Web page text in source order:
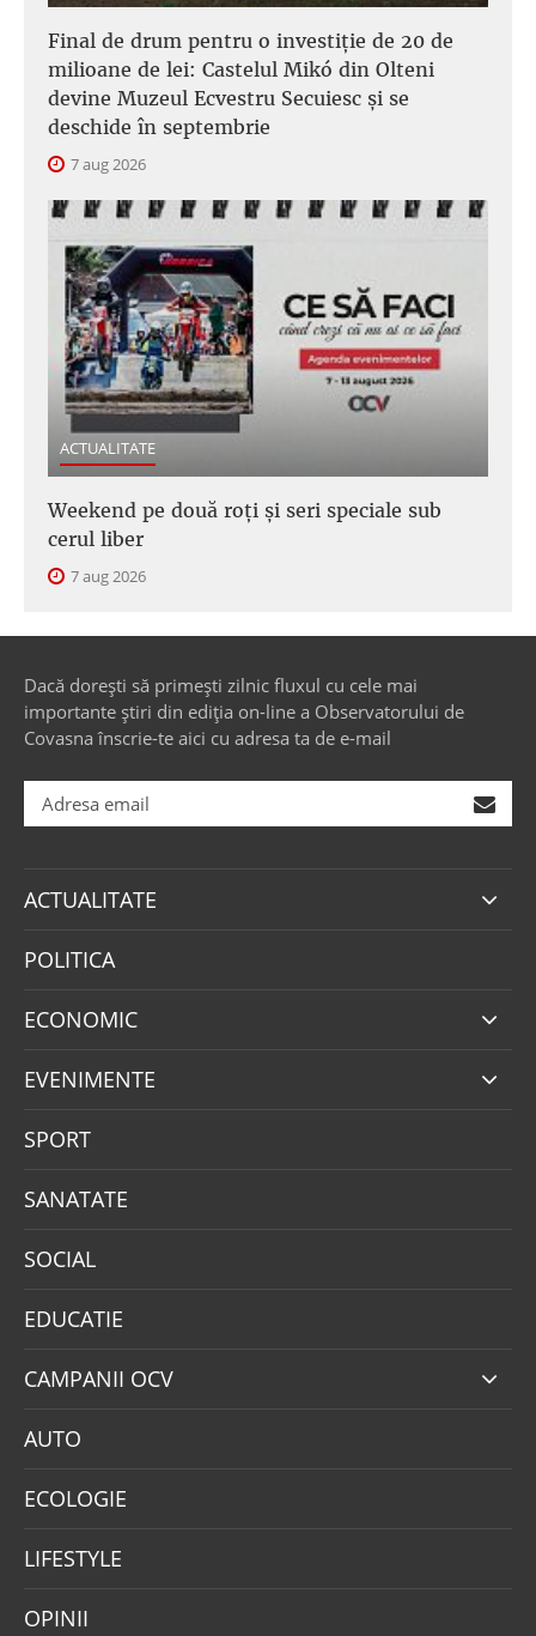
Final de drum pentru o investiție de 20 de
milioane de lei: Castelul Mikó din Olteni
devine Muzeul Ecvestru Secuiesc și se
deschide în septembrie
7 aug 2026
ACTUALITATE
Weekend pe două roți și seri speciale sub
cerul liber
7 aug 2026
Dacă dorești să primești zilnic fluxul cu cele mai
importante știri din ediția on-line a Observatorului de
Covasna înscrie-te aici cu adresa ta de e-mail
ACTUALITATE
POLITICA
ECONOMIC
EVENIMENTE
SPORT
SANATATE
SOCIAL
EDUCATIE
CAMPANII OCV
AUTO
ECOLOGIE
LIFESTYLE
OPINII